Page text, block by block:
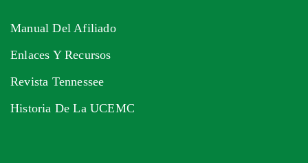
Manual Del Afiliado
Enlaces Y Recursos
Revista Tennessee
Historia De La UCEMC